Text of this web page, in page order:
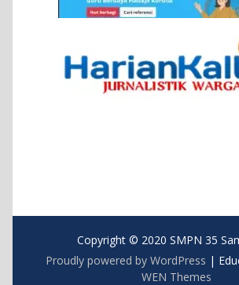
Copyright © 2020 SMPN 35
Proudly powered by WordPress |
WEN Themes